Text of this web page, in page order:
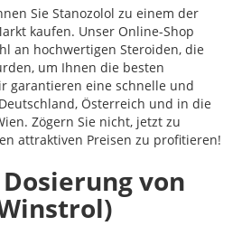
Sie Stanozolol zu einem der
kaufen. Unser Online-Shop
an hochwertigen Steroiden, die
um Ihnen die besten
garantieren eine schnelle und
Österreich und in die
Zögern Sie nicht, jetzt zu
attraktiven Preisen zu profitieren!
von